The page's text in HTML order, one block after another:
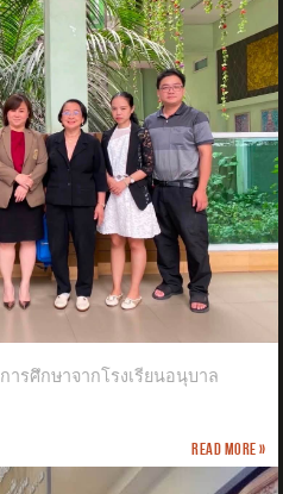
รศึกษาจากโรงเรียนอนุบาล
Read more »